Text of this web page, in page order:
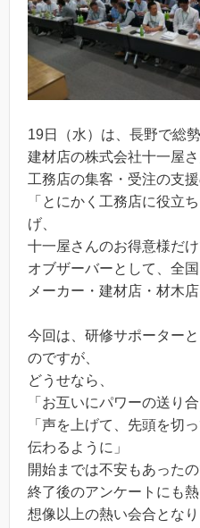
19日（水）は、長野で総
建材店の株式会社十一屋さ
工務店の集客・受注の支
「とにかく工務店に役立
げ、
十一屋さんのお得意様だけ
オブザーバーとして、全
メーカー・建材店・材木
今回は、研修サポーター
のですが、
どうせなら、
「お互いにパワーの送り
「声を上げて、先頭を切
伝わるように」
開始までは不安もあったの
終了後のアンケートにも
想像以上の熱い会合となり